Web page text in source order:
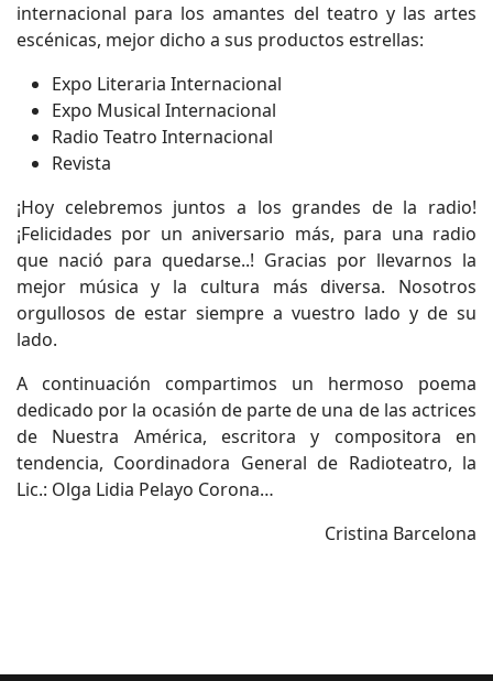
internacional para los amantes del teatro y las artes
escénicas, mejor dicho a sus productos estrellas:
Expo Literaria Internacional
Expo Musical Internacional
Radio Teatro Internacional
Revista
¡Hoy celebremos juntos a los grandes de la radio!
¡Felicidades por un aniversario más, para una radio
que nació para quedarse..! Gracias por llevarnos la
mejor música y la cultura más diversa. Nosotros
orgullosos de estar siempre a vuestro lado y de su
lado.
A continuación compartimos un hermoso poema
dedicado por la ocasión de parte de una de las actrices
de Nuestra América, escritora y compositora en
tendencia, Coordinadora General de Radioteatro, la
Lic.: Olga Lidia Pelayo Corona…
Cristina Barcelona